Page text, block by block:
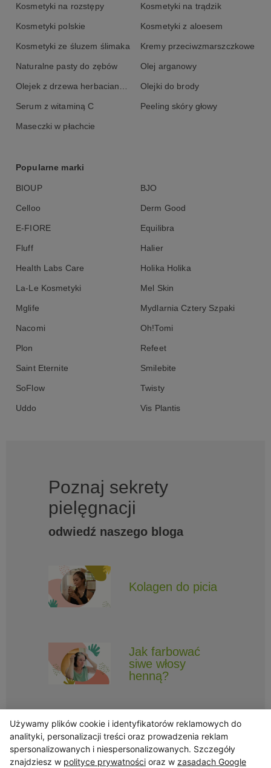
Kosmetyki na rozstępy Kosmetyki na trądzik
Kosmetyki polskie Kosmetyki z aloesem
Kosmetyki ze śluzem ślimaka Kremy przeciwzmarszczkowe
Naturalne pasty do zębów Olej arganowy
Olejek z drzewa herbacianego Olejki do brody
Serum z witaminą C Peeling skóry głowy
Maseczki w płachcie
Popularne marki
BIOUP BJO
Celloo Derm Good
E-FIORE Equilibra
Fluff Halier
Health Labs Care Holika Holika
La-Le Kosmetyki Mel Skin
Mglife Mydlarnia Cztery Szpaki
Nacomi Oh!Tomi
Plon Refeet
Saint Eternite Smilebite
SoFlow Twisty
Uddo Vis Plantis
Poznaj sekrety
pielęgnacji
odwiedź naszego bloga
Kolagen do picia
Jak farbować
siwe włosy
henną?
Obserwuj Triny, by nie ominęły Cię najlepsze promocje i informacje
Używamy plików cookie i identyfikatorów reklamowych do
analityki, personalizacji treści oraz prowadzenia reklam
spersonalizowanych i niespersonalizowanych. Szczegóły
znajdziesz w polityce prywatności oraz w zasadach Google